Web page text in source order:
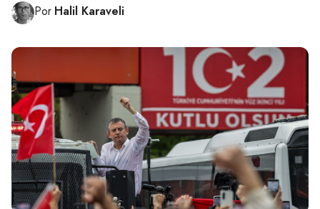
Por Halil Karaveli